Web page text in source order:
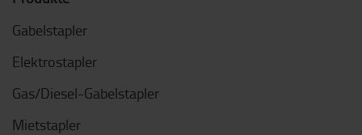
Gabelstapler
Elektrostapler
Gas/Diesel-Gabelstapler
Mietstapler